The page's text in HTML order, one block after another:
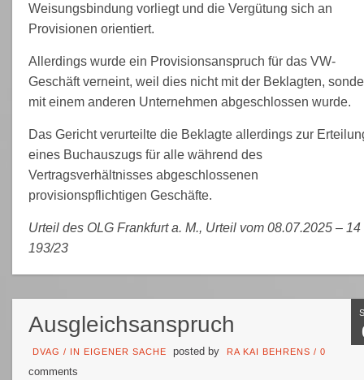
Weisungsbindung vorliegt und die Vergütung sich an
Provisionen orientiert.
Allerdings wurde ein Provisionsanspruch für das VW-
Geschäft verneint, weil dies nicht mit der Beklagten,
mit einem anderen Unternehmen abgeschlossen wurde.
Das Gericht verurteilte die Beklagte allerdings zur
eines Buchauszugs für alle während des
Vertragsverhältnisses abgeschlossenen
provisionspflichtigen Geschäfte.
Urteil des OLG Frankfurt a. M., Urteil vom 08.07.2025 – 14
193/23
Ausgleichsanspruch
DVAG / IN EIGENER SACHE posted by RA KAI BEHRENS / 0
comments